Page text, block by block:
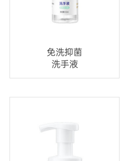
免洗抑菌
洗手液